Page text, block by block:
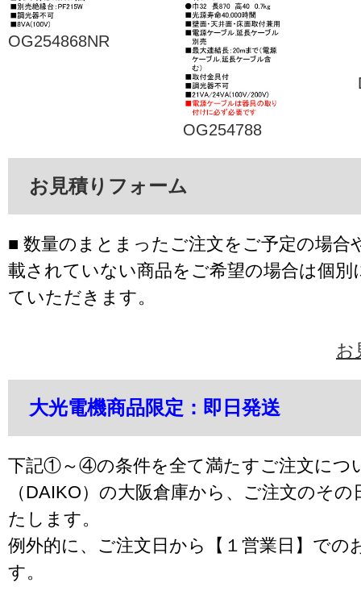
OG254868NR
OG254788
お見積りフォーム
■ 数量のまとまったご注文をご予定の場合
載されていない商品をご希望の場合は個別
ていただきます。
お
大光電機商品限定：即日発送
下記①～④の条件を全て満たすご注文につ
（DAIKO）の大阪倉庫から、ご注文のそ
たします。
例外的に、ご注文日から【１営業日】での
す。